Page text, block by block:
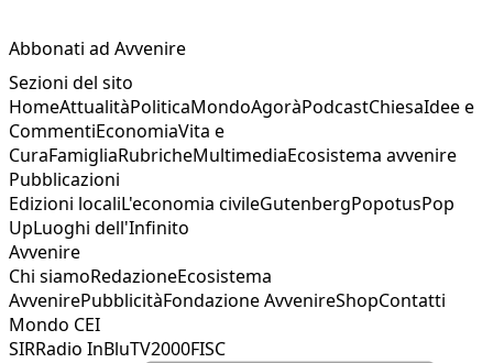
Abbonati ad Avvenire
Sezioni del sito
HomeAttualitàPoliticaMondoAgoràPodcastChiesaIdee e
CommentiEconomiaVita e
CuraFamigliaRubricheMultimediaEcosistema avvenire
Pubblicazioni
Edizioni localiL'economia civileGutenbergPopotusPop
UpLuoghi dell'Infinito
Avvenire
Chi siamoRedazioneEcosistema
AvvenirePubblicitàFondazione AvvenireShopContatti
Mondo CEI
SIRRadio InBluTV2000FISC